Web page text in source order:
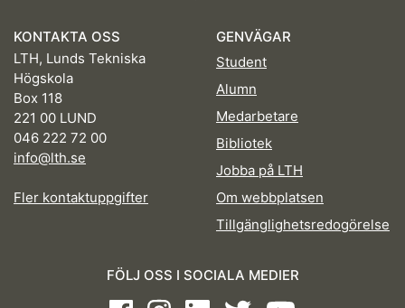
KONTAKTA OSS
LTH, Lunds Tekniska
Högskola
Box 118
221 00 LUND
046 222 72 00
info@lth.se
Fler kontaktuppgifter
GENVÄGAR
Student
Alumn
Medarbetare
Bibliotek
Jobba på LTH
Om webbplatsen
Tillgänglighetsredogörelse
FÖLJ OSS I SOCIALA MEDIER